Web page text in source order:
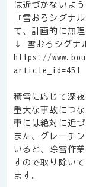
は近づかないよ
『雪おろシグナ
て、計画的に無
↓ 雪おろシグナ
https://
article_id=451
積雪に応じて深
重大な事故につ
車には絶対に近
また、グレーチ
いると、除雪作
すので取り除い
ます。